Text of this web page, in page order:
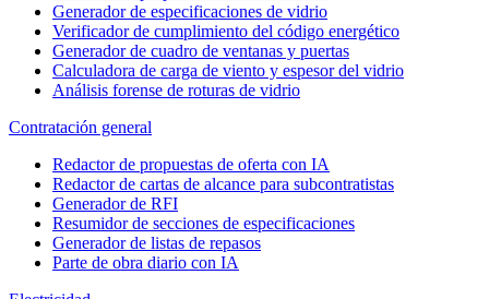
Generador de especificaciones de vidrio
Verificador de cumplimiento del código energético
Generador de cuadro de ventanas y puertas
Calculadora de carga de viento y espesor del vidrio
Análisis forense de roturas de vidrio
Contratación general
Redactor de propuestas de oferta con IA
Redactor de cartas de alcance para subcontratistas
Generador de RFI
Resumidor de secciones de especificaciones
Generador de listas de repasos
Parte de obra diario con IA